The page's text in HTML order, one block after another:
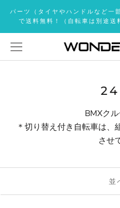
ッ
し
移
す
パーツ（タイヤやハンドルなど
で送料無料！（自転車は別途送
24
BMXク
＊切り替え付き自転車は
させ
並